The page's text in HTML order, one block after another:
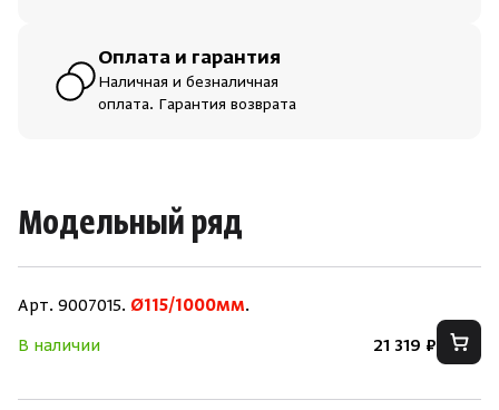
Оплата и гарантия
Наличная и безналичная
оплата. Гарантия возврата
Модельный ряд
Арт. 9007015. Ø115/1000мм.
В наличии
21 319 ₽